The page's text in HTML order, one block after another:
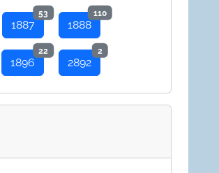
1887
53
1888
110
1896
22
2892
2